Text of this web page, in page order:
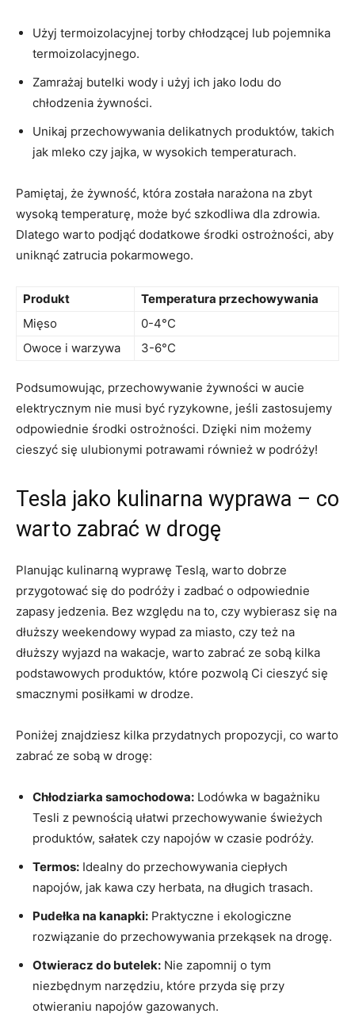
Użyj ​termoizolacyjnej torby chłodzącej ‌lub pojemnika
termoizolacyjnego.
Zamrażaj butelki wody⁤ i użyj ich‌ jako lodu do
chłodzenia żywności.
Unikaj przechowywania delikatnych produktów, takich
jak‍ mleko czy jajka, w wysokich ⁢temperaturach.
Pamiętaj, że żywność, która została⁣ narażona na​ zbyt
⁢wysoką temperaturę, może być ⁢szkodliwa dla zdrowia.
Dlatego warto‌ podjąć dodatkowe środki ostrożności, aby⁤
uniknąć zatrucia pokarmowego.
Produkt
Temperatura przechowywania
Mięso
0-4°C
Owoce i⁢ warzywa
3-6°C
Podsumowując,⁣ przechowywanie⁤ żywności w aucie
elektrycznym nie musi ⁣być ryzykowne,‍ jeśli‌ zastosujemy
odpowiednie środki ostrożności. Dzięki nim możemy
cieszyć się ulubionymi potrawami⁤ również‍ w podróży!
Tesla ​jako kulinarna wyprawa – co
warto zabrać w​ drogę
Planując kulinarną ‍wyprawę ⁣Teslą, warto dobrze
przygotować się do⁢ podróży i zadbać‍ o odpowiednie
zapasy jedzenia. Bez względu na to, czy​ wybierasz się na‌
dłuższy‍ weekendowy wypad za miasto, czy też⁤ na
dłuższy wyjazd na wakacje,‌ warto zabrać ‍ze ⁤sobą kilka
podstawowych produktów, które pozwolą Ci cieszyć się
smacznymi posiłkami ⁢w drodze.
Poniżej‍ znajdziesz ⁢kilka przydatnych propozycji, co warto
zabrać⁤ ze sobą w drogę:
Chłodziarka samochodowa: Lodówka w bagażniku
Tesli ⁣z ⁤pewnością⁤ ułatwi⁤ przechowywanie świeżych
produktów, sałatek czy ⁣napojów⁣ w⁤ czasie podróży.
Termos: ⁢Idealny do​ przechowywania ciepłych
napojów, jak kawa czy herbata, ⁤na długich trasach.
Pudełka na kanapki: Praktyczne⁣ i ekologiczne
rozwiązanie do‍ przechowywania przekąsek⁣ na drogę.
Otwieracz ‌do butelek: Nie zapomnij ‌o‍ tym
niezbędnym⁤ narzędziu, które‍ przyda się przy
otwieraniu napojów gazowanych.